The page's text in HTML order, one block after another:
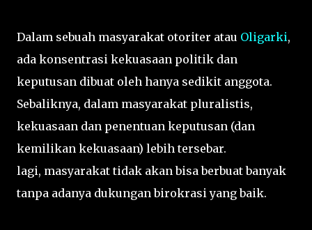
Dalam sebuah masyarakat otoriter atau Oligarki,
ada konsentrasi kekuasaan politik dan
keputusan dibuat oleh hanya sedikit anggota.
Sebaliknya, dalam masyarakat pluralistis,
kekuasaan dan penentuan keputusan (dan
kemilikan kekuasaan) lebih tersebar.
lagi, masyarakat tidak akan bisa berbuat banyak
tanpa adanya dukungan birokrasi yang baik.